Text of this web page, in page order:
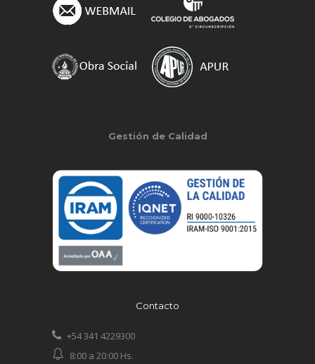
Gestión de Calidad
Contacto
+54 341 4229300
8:00 a 20:00 Hs.